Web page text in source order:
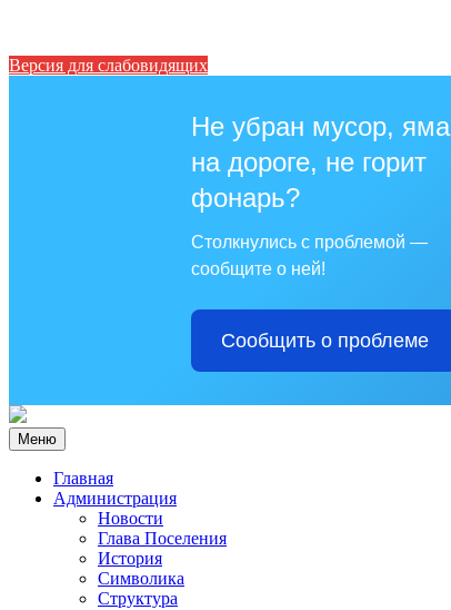
Версия для слабовидящих
Не убран мусор, яма
на дороге, не горит
фонарь?
Столкнулись с проблемой —
сообщите о ней!
Сообщить о проблеме
Меню
Главная
Администрация
Новости
Глава Поселения
История
Символика
Структура